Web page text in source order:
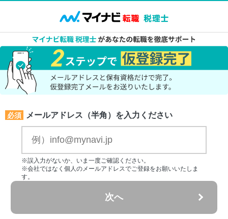
必須 メールアドレス（半角）を入力ください
※誤入力がないか、いま一度ご確認ください。
※会社ではなく個人のメールアドレスでご登録をお願いいたしま
す。
次へ